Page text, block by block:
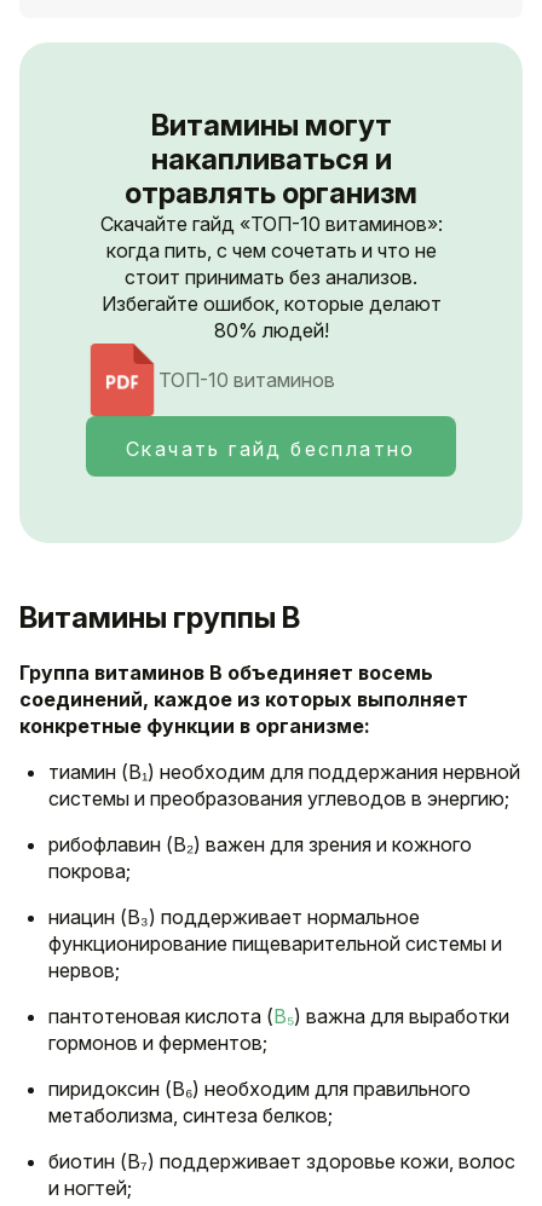
Витамины могут
накапливаться и
отравлять организм
Скачайте гайд «ТОП-10 витаминов»:
когда пить, с чем сочетать и что не
стоит принимать без анализов.
Избегайте ошибок, которые делают
80% людей!
ТОП-10 витаминов
Скачать гайд бесплатно
Витамины группы B
Группа витаминов B объединяет восемь
соединений, каждое из которых выполняет
конкретные функции в организме:
тиамин (B₁) необходим для поддержания нервной
системы и преобразования углеводов в энергию;
рибофлавин (B₂) важен для зрения и кожного
покрова;
ниацин (B₃) поддерживает нормальное
функционирование пищеварительной системы и
нервов;
пантотеновая кислота (B₅) важна для выработки
гормонов и ферментов;
пиридоксин (B₆) необходим для правильного
метаболизма, синтеза белков;
биотин (B₇) поддерживает здоровье кожи, волос
и ногтей;